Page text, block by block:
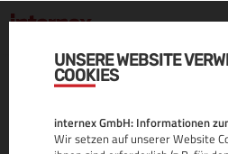
UNSERE WEBSITE
COOKIES
internex GmbH: Informationen
Wir setzen auf unserer Website
.AUCTION
ALLE INFOS